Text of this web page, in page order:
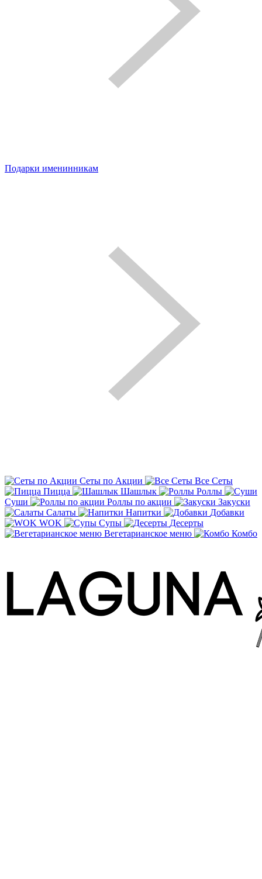
Подарки именинникам
Сеты по Акции
Все Сеты
Пицца
Шашлык
Роллы
Суши
Роллы по акции
Закуски
Салаты
Напитки
Добавки
WOK
Супы
Десерты
Вегетарианское меню
Комбо